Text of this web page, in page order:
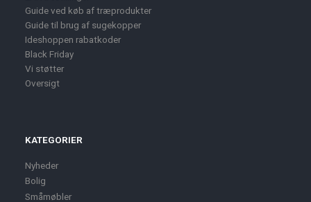
Guide ved køb af træprodukter
Guide til brug af sugekopper
Ideshoppen rabatkoder
Black Friday
Vi støtter
Oversigt
KATEGORIER
Nyheder
Bolig
Småmøbler